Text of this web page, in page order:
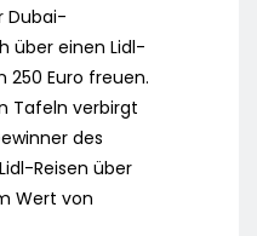
Dubai-
über einen Lidl-
250 Euro freuen.
Tafeln verbirgt
des
Reisen über
Wert von